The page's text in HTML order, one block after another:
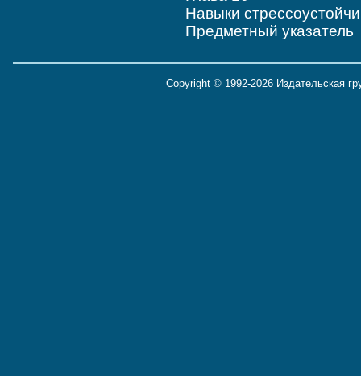
Навыки
Предметный
Copyright © 1992-2026 Издательская